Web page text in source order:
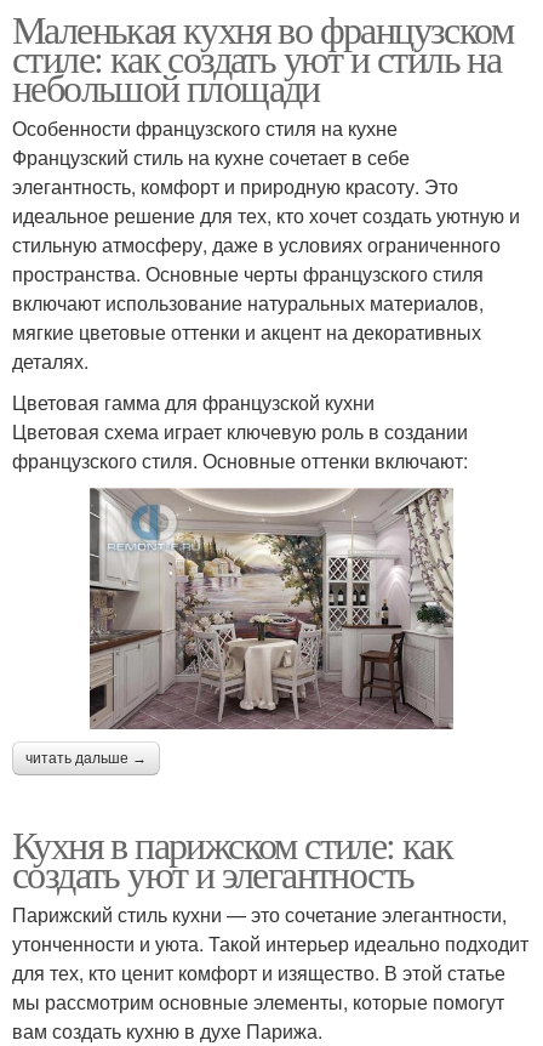
Маленькая кухня во французском
стиле: как создать уют и стиль на
небольшой площади
Особенности французского стиля на кухне
Французский стиль на кухне сочетает в себе
элегантность, комфорт и природную красоту. Это
идеальное решение для тех, кто хочет создать уютную и
стильную атмосферу, даже в условиях ограниченного
пространства. Основные черты французского стиля
включают использование натуральных материалов,
мягкие цветовые оттенки и акцент на декоративных
деталях.
Цветовая гамма для французской кухни
Цветовая схема играет ключевую роль в создании
французского стиля. Основные оттенки включают:
читать дальше →
Кухня в парижском стиле: как
создать уют и элегантность
Парижский стиль кухни — это сочетание элегантности,
утонченности и уюта. Такой интерьер идеально подходит
для тех, кто ценит комфорт и изящество. В этой статье
мы рассмотрим основные элементы, которые помогут
вам создать кухню в духе Парижа.